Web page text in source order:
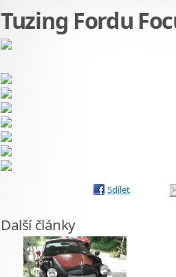
Tuzing Fordu
Sdílet
Další články